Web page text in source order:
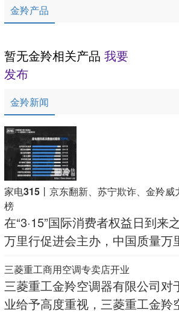
金羚产品
暂无金羚相关产品 我要
发布
金羚新闻
家电315丨京东翻新、苏宁欺诈、金羚威
榜
在“3·15”国际消费者权益日到来
万里行促进会主办，中国质量万
三菱重工商用空调专卖店开业
三菱重工金羚空调器有限公司对
业给予高度重视，三菱重工金羚